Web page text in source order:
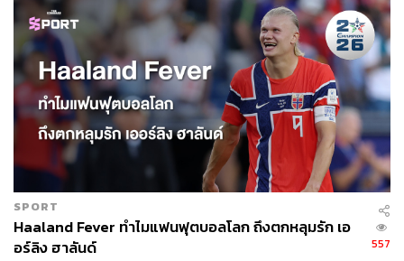
SPORT
Haaland Fever ทำไมแฟนฟุตบอลโลก ถึงตกหลุมรัก เอ
อร์ลิง ฮาลันด์
557